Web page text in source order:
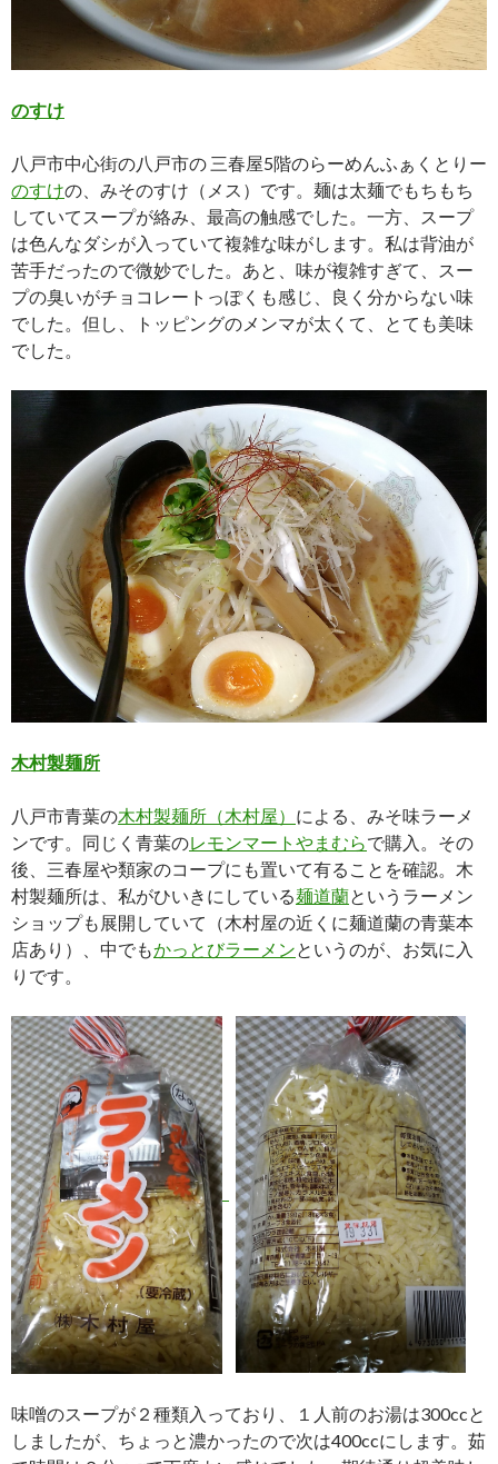
のすけ
八戸市中心街の八戸市の 三春屋5階のらーめんふぁくとりー
のすけの、みそのすけ（メス）です。麺は太麺でもちもち
していてスープが絡み、最高の触感でした。一方、スープ
は色んなダシが入っていて複雑な味がします。私は背油が
苦手だったので微妙でした。あと、味が複雑すぎて、スー
プの臭いがチョコレートっぽくも感じ、良く分からない味
でした。但し、トッピングのメンマが太くて、とても美味
でした。
木村製麺所
八戸市青葉の木村製麺所（木村屋） による、みそ味ラーメ
ンです。同じく青葉のレモンマートやまむらで購入。その
後、三春屋や類家のコープにも置いて有ることを確認。木
村製麺所は、私がひいきにしている麺道蘭というラーメン
ショップも展開していて（木村屋の近くに麺道蘭の青葉本
店あり）、中でもかっとびラーメンというのが、お気に入
りです。
味噌のスープが２種類入っており、１人前のお湯は300ccと
しましたが、ちょっと濃かったので次は400ccにします。茹